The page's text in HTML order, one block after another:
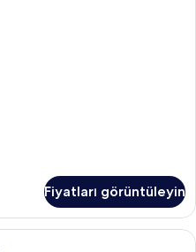
Fiyatları görüntüleyin
The Private Technogym Room |